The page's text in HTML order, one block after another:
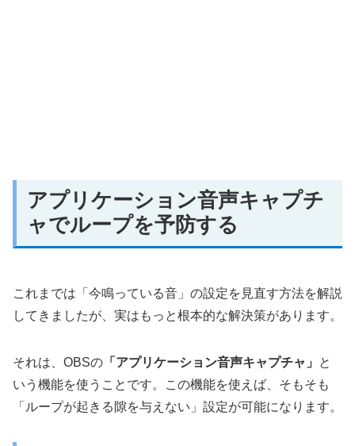
アプリケーション音声キャプチ
ャでループを予防する
これまでは「今鳴っている音」の設定を見直す方法を解説
してきましたが、実はもっと根本的な解決策があります。
それは、OBSの 「アプリケーション音声キャプチャ」
と
いう機能を使うことです。この機能を使えば、そもそも
「ループが起きる隙を与えない」設定が可能になります。